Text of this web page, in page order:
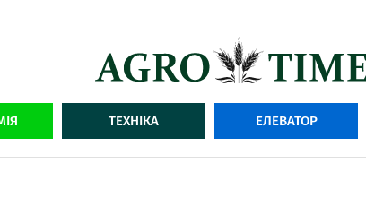
ТЕХНІКА ЕЛЕВАТОР